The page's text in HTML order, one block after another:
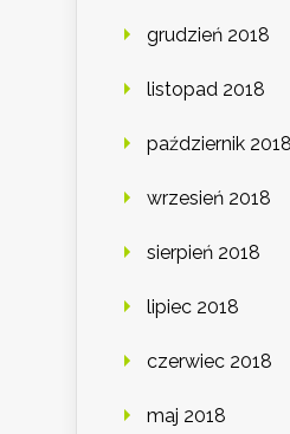
grudzień 2018
listopad 2018
październik 2018
wrzesień 2018
sierpień 2018
lipiec 2018
czerwiec 2018
maj 2018